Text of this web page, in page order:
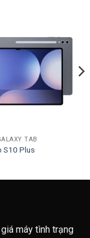
TAB
S10 Plus
máy tình trạng